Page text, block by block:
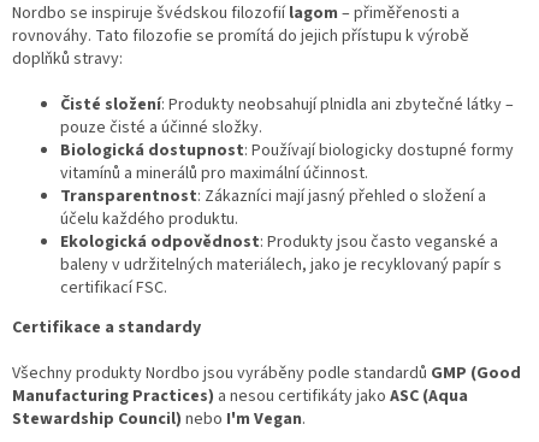
Nordbo se inspiruje švédskou filozofiílagom – přiměřenosti a
rovnováhy. Tato filozofie se promítá do jejich přístupu k výrobě
doplňků stravy:
Čisté složení: Produkty neobsahují plnidla ani zbytečné látky –
pouze čisté a účinné složky.
Biologická dostupnost: Používají biologicky dostupné formy
vitamínů a minerálů pro maximální účinnost.
Transparentnost: Zákazníci mají jasný přehled o složení a
účelu každého produktu.
Ekologická odpovědnost: Produkty jsou často veganské a
baleny v udržitelných materiálech, jako je recyklovaný papír s
certifikací FSC.
Certifikace a standardy
Všechny produkty Nordbo jsou vyráběny podle standardů GMP (Good
Manufacturing Practices) a nesou certifikáty jako ASC (Aqua
Stewardship Council) nebo I'm Vegan.